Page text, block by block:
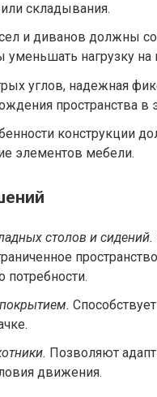
складывания.
и диванов должны
уменьшать нагрузку на
углов, надежная
пространства в
конструкции
элементов мебели.
столов и сидений.
Позволяют
движения.